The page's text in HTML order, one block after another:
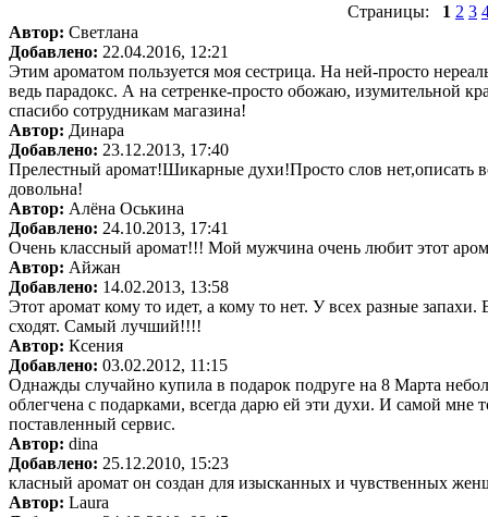
Страницы: 1 2 3
Автор: Светлана
Добавлено: 22.04.2016, 12:21
Этим ароматом пользуется моя сестрица. На ней-просто
ведь парадокс. А на сетренке-просто обожаю, изумительной
спасибо сотрудникам магазина!
Автор: Динара
Добавлено: 23.12.2013, 17:40
Прелестный аромат!Шикарные духи!Просто слов нет,описать
довольна!
Автор: Алёна Оськина
Добавлено: 24.10.2013, 17:41
Очень классный аромат!!! Мой мужчина очень любит этот
Автор: Айжан
Добавлено: 14.02.2013, 13:58
Этот аромат кому то идет, а кому то нет. У всех разные
сходят. Самый лучший!!!!
Автор: Ксения
Добавлено: 03.02.2012, 11:15
Однажды случайно купила в подарок подруге на 8 Марта
облегчена с подарками, всегда дарю ей эти духи. И самой мне
поставленный сервис.
Автор: dina
Добавлено: 25.12.2010, 15:23
класный аромат он создан для изысканных и чувственных
Автор: Laura